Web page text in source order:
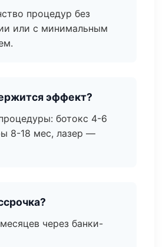
процедур без
или с минимальным
эффект?
ботокс 4-6
8-18 мес, лазер —
через банки-